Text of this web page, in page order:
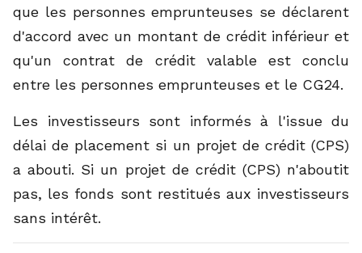
que les personnes emprunteuses se déclarent
d'accord avec un montant de crédit inférieur et
qu'un contrat de crédit valable est conclu
entre les personnes emprunteuses et le CG24.
Les investisseurs sont informés à l'issue du
délai de placement si un projet de crédit (CPS)
a abouti. Si un projet de crédit (CPS) n'aboutit
pas, les fonds sont restitués aux investisseurs
sans intérêt.